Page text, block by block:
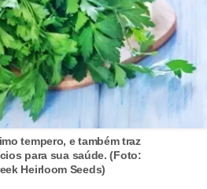
tempero, e também traz
para sua saúde. (Foto:
Heirloom Seeds)